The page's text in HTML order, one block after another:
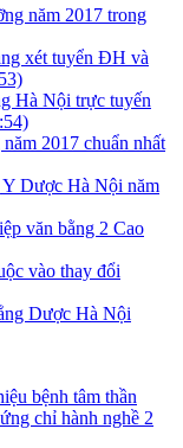
năm 2017 trong
xét tuyển ĐH và
Hà Nội trực tuyến
2017 chuẩn nhất
Y Dược Hà Nội năm
văn bằng 2 Cao
vào thay đổi
Dược Hà Nội
bệnh tâm thần
chỉ hành nghề 2